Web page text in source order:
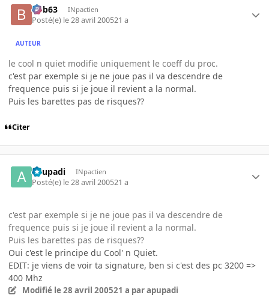
bob63 INpactien
Posté(e) le 28 avril 200521 a
AUTEUR
le cool n quiet modifie uniquement le coeff du proc.
c'est par exemple si je ne joue pas il va descendre de
frequence puis si je joue il revient a la normal.
Puis les barettes pas de risques??
Citer
apupadi INpactien
Posté(e) le 28 avril 200521 a
c'est par exemple si je ne joue pas il va descendre de
frequence puis si je joue il revient a la normal.
Puis les barettes pas de risques??
Oui c'est le principe du Cool' n Quiet.
EDIT: je viens de voir ta signature, ben si c'est des pc 3200 =>
400 Mhz
Modifié le 28 avril 200521 a par apupadi